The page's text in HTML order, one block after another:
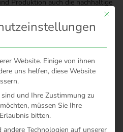
Produktion auch die nachhaltige
sollenbisherige
Generationenzu
in einer intakten Umwelt
nachhaltige Nutzung von Meeren
und Biodiversität, die
sowie ein nachhaltiger Umgang
Mit
Website. Einige von ihnen
uns helfen, diese Website
und Ihre Zustimmung zu
müssen Sie Ihre
bitten.
Technologien auf unserer